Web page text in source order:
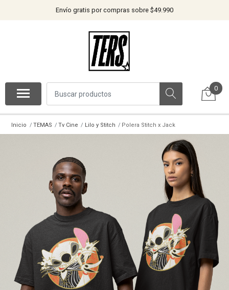
Envío gratis por compras sobre $49.990
0
Inicio TEMAS Tv Cine Lilo y Stitch Polera Stitch x Jack